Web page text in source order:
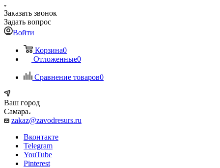
Заказать звонок
Задать вопрос
Войти
Корзина0
Отложенные0
Сравнение товаров0
Ваш город
Самара
zakaz@zavodresurs.ru
Вконтакте
Telegram
YouTube
Pinterest